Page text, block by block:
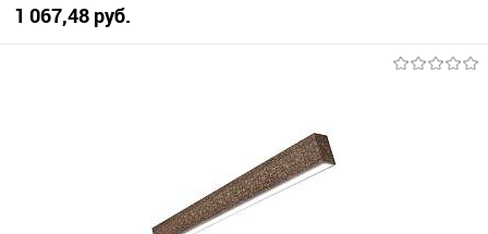
1 067,48 pуб.
Уточняйте наличие у
менеджера